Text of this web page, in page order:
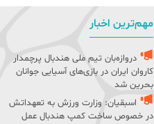
مهم‌ترین اخبار
دروازه‌بان تیم ملی هندبال پرچمدار
کاروان ایران در بازی‌های آسیایی جوانان
بحرین شد
اسبقیان: وزارت ورزش به تعهداتش
در خصوص ساخت کمپ هندبال عمل